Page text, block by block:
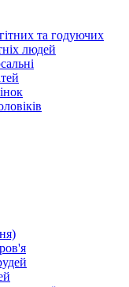
та годуючих
людей